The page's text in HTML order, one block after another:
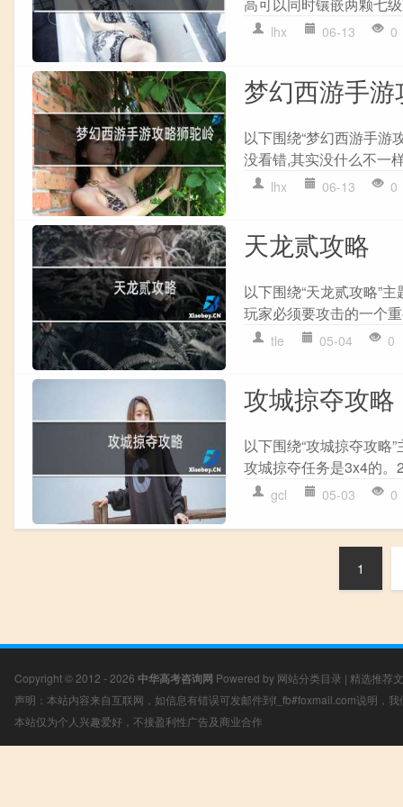
高可以同时镶嵌两颗七
lhx 06-13 0
梦幻西游手
以下围绕“梦幻西游手游
没看错,其实没什么不一
lhx 06-13 0
天龙贰攻略
以下围绕“天龙贰攻略”
玩家必须要攻击的一个
tle 05-04 0
攻城掠夺攻略
以下围绕“攻城掠夺攻略
攻城掠夺任务是3x4的。
gcl 05-03 0
1
Copyright © 2012 - 2026 中华高考咨询网 Powered by 网站分类目录 | 精选推荐
声明：本站内容来自互联网，如信息有错误可发邮件到f_fb#foxmail.com说明，
本站仅为个人兴趣爱好，不接盈利性广告及商业合作